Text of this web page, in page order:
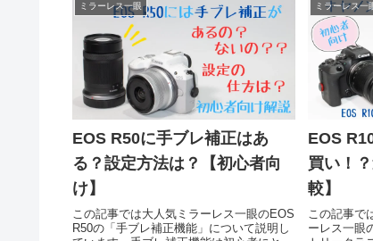
ミラーレス一眼
EOS R50に手ブレ補正はあ
る？設定方法は？【初心者向
け】
この記事では大人気ミラーレス一眼のEOS
R50の「手ブレ補正機能」について説明し
ミラーレス一
EOS
買い！
較】
この記事で
ーレス一眼